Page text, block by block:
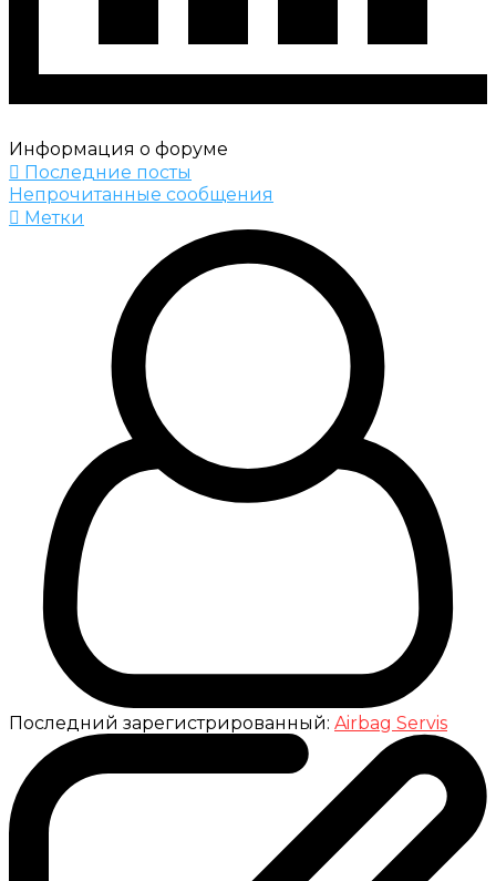
Информация о форуме
Последние посты
Непрочитанные сообщения
Метки
Последний зарегистрированный: Airbag Servis